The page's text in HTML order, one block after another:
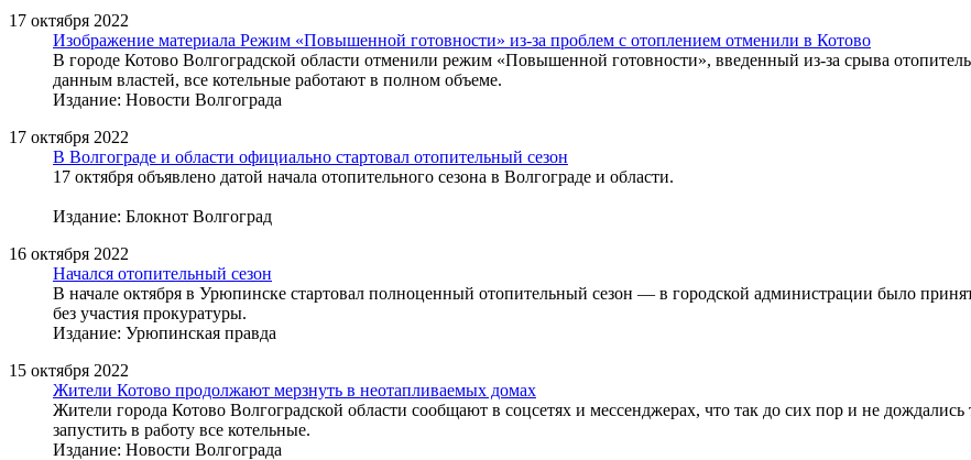
17 октября 2022
Изображение материала Режим «Повышенной готовности» из-за проблем с отоплением отменили в Котово
В городе Котово Волгоградской области отменили режим «Повышенной готовности», введенный из-за срыва
данным властей, все котельные работают в полном объеме.
Издание: Новости Волгограда
17 октября 2022
В Волгограде и области официально стартовал отопительный сезон
17 октября объявлено датой начала отопительного сезона в Волгограде и области.
Издание: Блокнот Волгоград
16 октября 2022
Начался отопительный сезон
В начале октября в Урюпинске стартовал полноценный отопительный сезон — в городской администрации было
без участия прокуратуры.
Издание: Урюпинская правда
15 октября 2022
Жители Котово продолжают мерзнуть в неотапливаемых домах
Жители города Котово Волгоградской области сообщают в соцсетях и мессенджерах, что так до сих пор и не
запустить в работу все котельные.
Издание: Новости Волгограда